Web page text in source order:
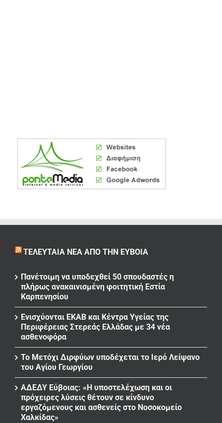
ΤΕΛΕΥΤΑΊΑ ΝΈΑ ΑΠΌ ΤΗΝ ΕΎΒΟΙΑ
Πανέτοιμη να υποδεχθεί 50 σπουδαστές η
πλήρως ανακαινισμένη φοιτητική Εστία
Καρπενησίου
Ενισχύονται ΕΚΑΒ και Κέντρα Υγείας της
Περιφέρειας Στερεάς Ελλάδας με 34 νέα
ασθενοφόρα
Το Μετόχι Διρφύων υποδέχεται το Ιερό Λείψανο
του Αγίου Γεωργίου
ΑΔΕΔΥ Εύβοιας: «Η υποστελέχωση και οι
πρόχειρες λύσεις θέτουν σε κίνδυνο
εργαζόμενους και ασθενείς στο Νοσοκομείο
Χαλκίδας»